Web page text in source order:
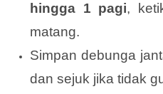
hingga 1 pagi,
matang.
Simpan debunga
dan sejuk jika tidak